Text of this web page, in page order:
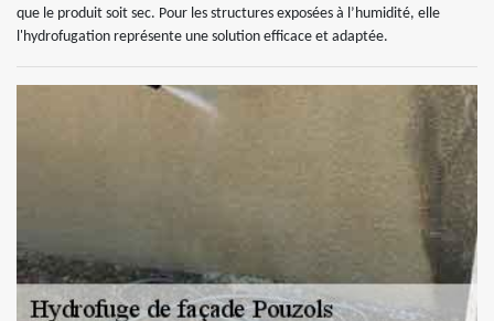
que le produit soit sec. Pour les structures exposées à l’humidité, elle
l'hydrofugation représente une solution efficace et adaptée.